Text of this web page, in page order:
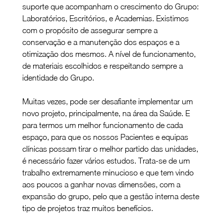
suporte que acompanham o crescimento do Grupo:
Laboratórios, Escritórios, e Academias. Existimos
com o propósito de assegurar sempre a
conservação e a manutenção dos espaços e a
otimização dos mesmos. A nível de funcionamento,
de materiais escolhidos e respeitando sempre a
identidade do Grupo.
Muitas vezes, pode ser desafiante implementar um
novo projeto, principalmente, na área da Saúde. E
para termos um melhor funcionamento de cada
espaço, para que os nossos Pacientes e equipas
clínicas possam tirar o melhor partido das unidades,
é necessário fazer vários estudos. Trata-se de um
trabalho extremamente minucioso e que tem vindo
aos poucos a ganhar novas dimensões, com a
expansão do grupo, pelo que a gestão interna deste
tipo de projetos traz muitos benefícios.